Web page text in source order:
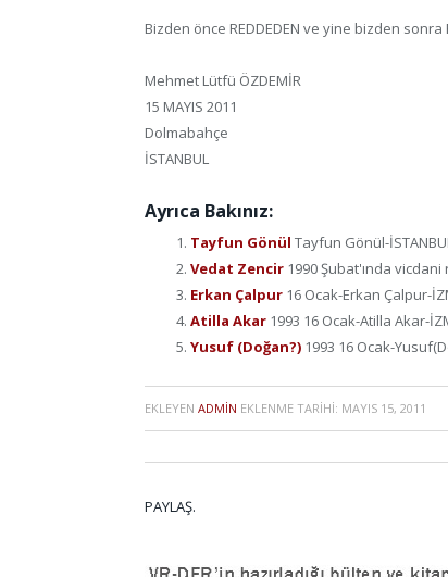
Bizden önce REDDEDEN ve yine bizden sonra
Mehmet Lütfü ÖZDEMİR
15 MAYIS 2011
Dolmabahçe
İSTANBUL
Ayrıca Bakınız:
Tayfun Gönül Tayfun Gönül-
Vedat Zencir 1990 Şubat'ında vicdani
Erkan Çalpur 16 Ocak-Erkan Çalpur-
Atilla Akar 1993 16 Ocak-Atilla Akar-
Yusuf (Doğan?) 1993 16 Ocak-
EKLEYEN ADMIN EKLENME TARIHI: MAYIS 15, 2011
PAYLAŞ.